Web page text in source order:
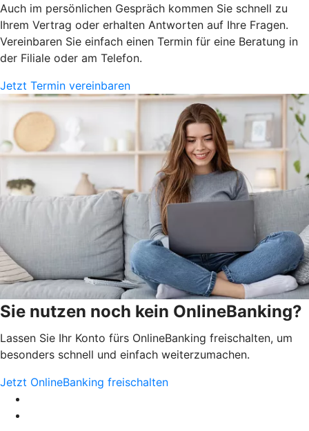
Auch im persönlichen Gespräch kommen Sie schnell zu
Ihrem Vertrag oder erhalten Antworten auf Ihre Fragen.
Vereinbaren Sie einfach einen Termin für eine Beratung in
der Filiale oder am Telefon.
Jetzt Termin vereinbaren
Sie nutzen noch kein OnlineBanking?
Lassen Sie Ihr Konto fürs OnlineBanking freischalten, um
besonders schnell und einfach weiterzumachen.
Jetzt OnlineBanking freischalten